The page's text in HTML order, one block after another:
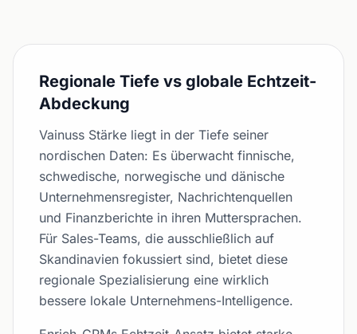
Regionale Tiefe vs globale Echtzeit-
Abdeckung
Vainuss Stärke liegt in der Tiefe seiner
nordischen Daten: Es überwacht finnische,
schwedische, norwegische und dänische
Unternehmensregister, Nachrichtenquellen
und Finanzberichte in ihren Muttersprachen.
Für Sales-Teams, die ausschließlich auf
Skandinavien fokussiert sind, bietet diese
regionale Spezialisierung eine wirklich
bessere lokale Unternehmens-Intelligence.